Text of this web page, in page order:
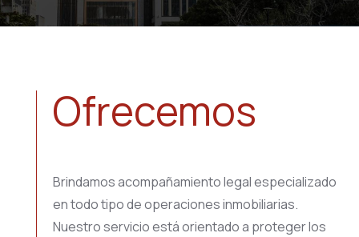
Ofrecemos
Brindamos acompañamiento legal especializado
en todo tipo de operaciones inmobiliarias.
Nuestro servicio está orientado a proteger los